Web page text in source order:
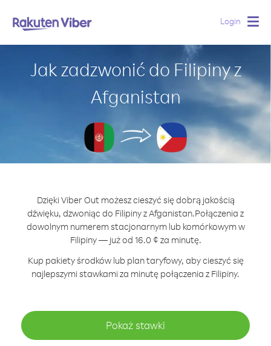
Login
Jak zadzwonić do Filipiny z
Afganistan
Dzięki Viber Out możesz cieszyć się dobrą jakością
dźwięku, dzwoniąc do Filipiny z Afganistan.Połączenia z
dowolnym numerem stacjonarnym lub komórkowym w
Filipiny — już od 16.0 ¢ za minutę.
Kup pakiety środków lub plan taryfowy, aby cieszyć się
najlepszymi stawkami za minutę połączenia z Filipiny.
Pokaż stawki